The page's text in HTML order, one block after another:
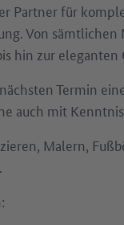
Partner für
Von
hin zur
Termin
auch mit
Malern,